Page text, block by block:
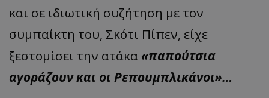
και σε ιδιωτική συζήτηση με τον
συμπαίκτη του, Σκότι Πίπεν, είχε
ξεστομίσει την ατάκα «παπούτσια
αγοράζουν και οι Ρεπουμπλικάνοι»…